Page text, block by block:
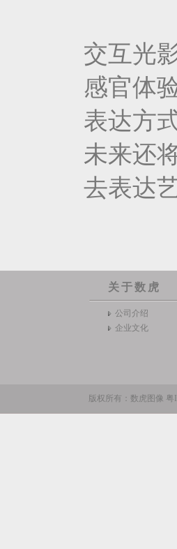
交互光
感官体
表达方
未来还
去表达
关于数虎
公司介绍
企业文化
版权所有：数虎图像 粤